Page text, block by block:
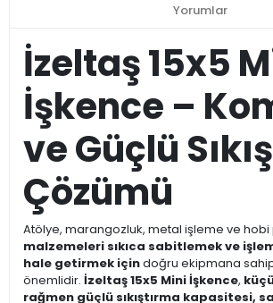
Yorumlar
İzeltaş 15x5
İşkence –
ve Güçlü
Çözümü
Atölye, marangozluk, metal işleme ve
malzemeleri sıkıca sabitlemek ve
hale getirmek içindoğru ekipmana
önemlidir. İzeltaş 15x5 Mini İşkence,
rağmen güçlü sıkıştırma kapasitesi,